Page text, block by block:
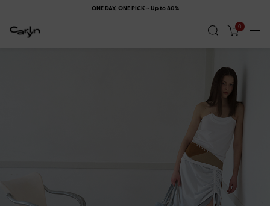
시즌오프 기간에는 멤버십 쿠폰이 제공되지 않습니다.
0